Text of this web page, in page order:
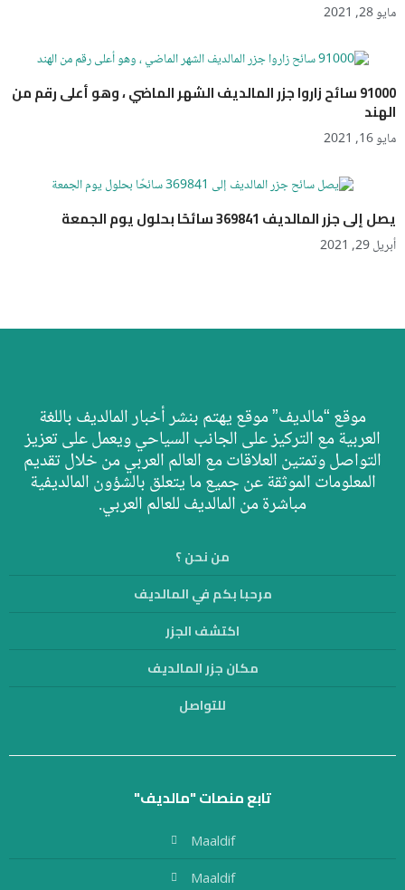
مايو 28, 2021
91000 سائح زاروا جزر المالديف الشهر الماضي ، وهو أعلى رقم من
الهند
مايو 16, 2021
يصل إلى جزر المالديف 369841 سائحًا بحلول يوم الجمعة
أبريل 29, 2021
موقع “مالديف” موقع يهتم بنشر أخبار المالديف باللغة
العربية مع التركيز على الجانب السياحي ويعمل على تعزيز
التواصل وتمتين العلاقات مع العالم العربي من خلال تقديم
المعلومات الموثقة عن جميع ما يتعلق بالشؤون المالديفية
مباشرة من المالديف للعالم العربي.
من نحن ؟
مرحبا بكم في المالديف
اكتشف الجزر
مكان جزر المالديف
للتواصل
تابع منصات "مالديف"
Maaldif
Maaldif